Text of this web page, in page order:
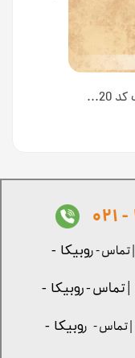
کتیبه پرده پلی استایرن 20 سانت کد K20 [انبار تهران]
| تماس - روبیکا -
| تماس - روبیکا -
| تماس - روبیکا -